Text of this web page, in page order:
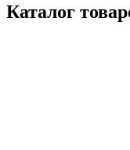
Каталог